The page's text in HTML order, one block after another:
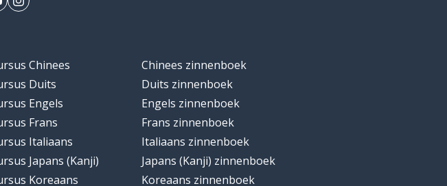
Chinees
Duits
Engels
Frans
Italiaans
Japans (Kanji)
Koreaans
Chinees zinnenboek
Duits zinnenboek
Engels zinnenboek
Frans zinnenboek
Italiaans zinnenboek
Japans (Kanji) zinnenboek
Koreaans zinnenboek